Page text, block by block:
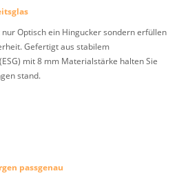
Optisch ein Hingucker sondern erfüllen
Gefertigt aus stabilem
mit 8 mm Materialstärke halten Sie
stand.
passgenau